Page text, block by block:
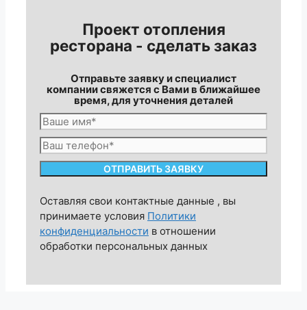
Проект отопления
ресторана - сделать заказ
Отправьте заявку и специалист
компании свяжется с Вами в ближайшее
время, для уточнения деталей
Оставляя свои контактные данные , вы
принимаете условия Политики
конфиденциальности в отношении
обработки персональных данных